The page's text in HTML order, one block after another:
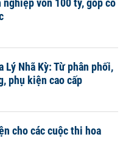
nghiệp vốn 100 tỷ, góp cổ
Lý Nhã Kỳ: Từ phân phối,
phụ kiện cao cấp
cho các cuộc thi hoa